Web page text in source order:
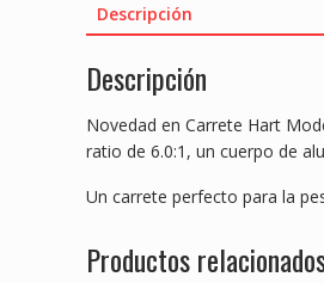
Descripción
Descripción
Novedad en Carrete Hart
ratio de 6.0:1, un cuerpo de
Un carrete perfecto para la
Productos